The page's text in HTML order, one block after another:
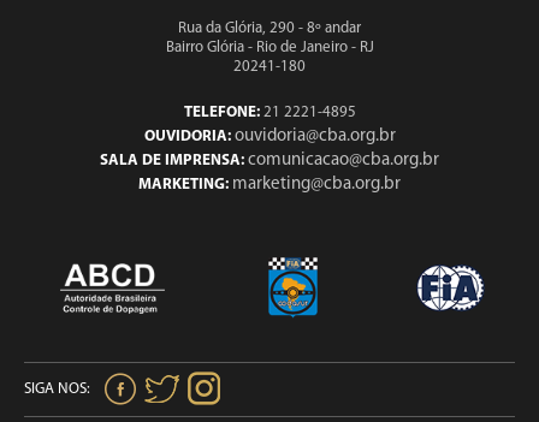
Rua da Glória, 290 - 8º andar
Bairro Glória - Rio de Janeiro - RJ
20241-180
TELEFONE:21 2221-4895
OUVIDORIA: ouvidoria@cba.org.br
SALA DE IMPRENSA: comunicacao@cba.org.br
MARKETING: marketing@cba.org.br
SIGA NOS: